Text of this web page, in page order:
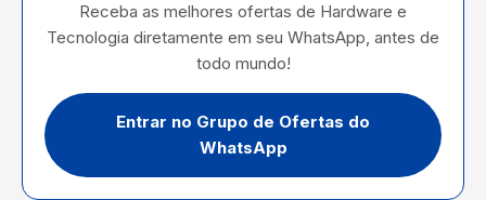
Receba as melhores ofertas de Hardware e
Tecnologia diretamente em seu WhatsApp, antes de
todo mundo!
Entrar no Grupo de Ofertas do
WhatsApp